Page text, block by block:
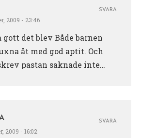
2009 - 23:46
gott det blev Både barnen
åt med god aptit. Och
pastan saknade inte…
SVARA
2009 - 16:02
SVARA